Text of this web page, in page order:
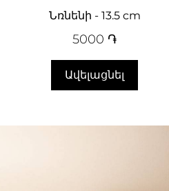
Նռնենի - 13.5 cm
5000 ֏
Ավելացնել